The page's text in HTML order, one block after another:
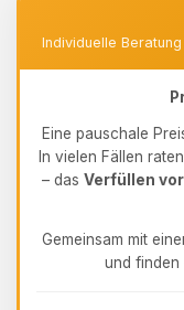
Individuelle
Eine pauschale
In vielen Fällen
– das Verfüllen
Gemeinsam mit
und finden